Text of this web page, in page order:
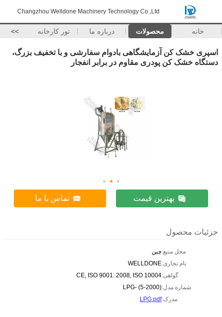
Changzhou Welldone Machinery Technology Co.,Ltd
خانه محصولات درباره ما تور کارخانه >>
اسپری خشک کن آزمایشگاهی بادوام سفارشی و با تخفیف بزرگ،
دستگاه خشک کن پودری مقاوم در برابر انفجار
بهترین قیمت تماس با ما
جزئیات محصول
محل منبع:چین
نام تجاری:WELLDONE
گواهی:CE, ISO 9001: 2008, ISO 10004
شماره مدل:LPG- (5-2000)
مدرک:LPG.pdf